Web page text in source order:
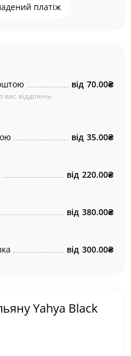
платіж
відділень
від 70.00₴
від 35.00₴
від 220.00₴
від 380.00₴
від 300.00₴
Yahya Black